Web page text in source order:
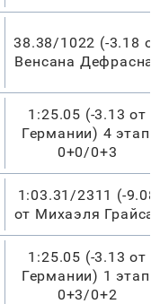
38.38/1022 (-3.18
Венсана Дефрасна)
1:25.05 (-3.13 от
Германии) 4 этап,
0+0/0+3
1:03.31/2311 (-9.08
от Михаэля Грайса)
1:25.05 (-3.13 от
Германии) 1 этап,
0+3/0+2